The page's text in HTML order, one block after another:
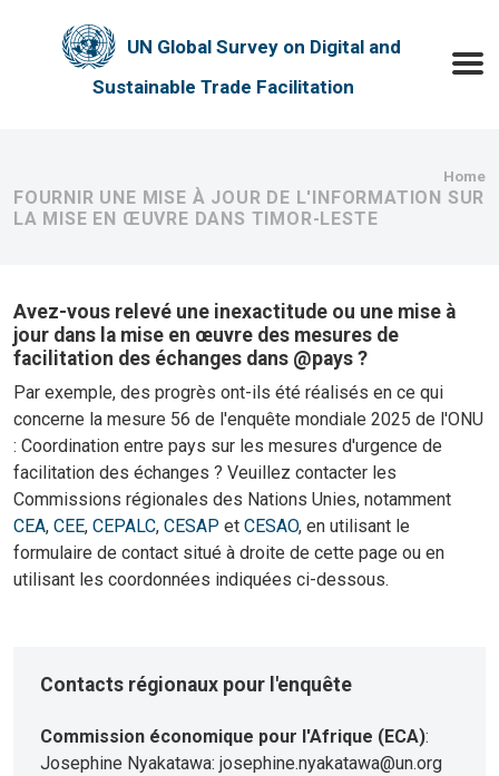
UN Global Survey on Digital and
Sustainable Trade Facilitation
Home
FOURNIR UNE MISE À JOUR DE L'INFORMATION SUR
LA MISE EN ŒUVRE DANS TIMOR-LESTE
Avez-vous relevé une inexactitude ou une mise à
jour dans la mise en œuvre des mesures de
facilitation des échanges dans @pays ?
Par exemple, des progrès ont-ils été réalisés en ce qui
concerne la mesure 56 de l'enquête mondiale 2025 de l'ONU
: Coordination entre pays sur les mesures d'urgence de
facilitation des échanges ? Veuillez contacter les
Commissions régionales des Nations Unies, notamment
CEA, CEE, CEPALC, CESAP et CESAO, en utilisant le
formulaire de contact situé à droite de cette page ou en
utilisant les coordonnées indiquées ci-dessous.
Contacts régionaux pour l'enquête
Commission économique pour l'Afrique (ECA):
Josephine Nyakatawa: josephine.nyakatawa@un.org